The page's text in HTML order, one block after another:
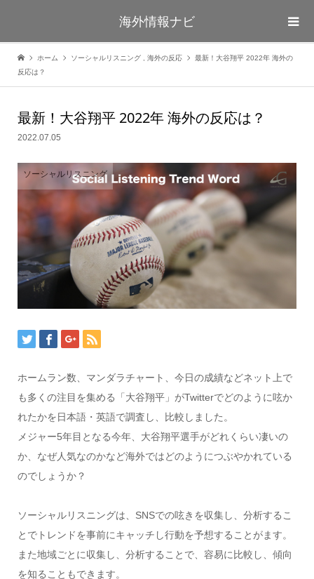
海外情報ナビ
ホーム ソーシャルリスニング 海外の反応
最新！大谷翔平 2022年 海外の
反応は？
最新！大谷翔平 2022年 海外の反応は？
2022.07.05
ソーシャルリスニング
ホームラン数、マンダラチャート、今日の成績などネット上で
も多くの注目を集める「大谷翔平」がTwitterでどのように呟か
れたかを日本語・英語で調査し、比較しました。
メジャー5年目となる今年、大谷翔平選手がどれくらい凄いの
か、なぜ人気なのかなど海外ではどのようにつぶやかれている
のでしょうか？
ソーシャルリスニングは、SNSでの呟きを収集し、分析するこ
とでトレンドを事前にキャッチし行動を予想することがます。
また地域ごとに収集し、分析することで、容易に比較し、傾向
を知ることもできます。